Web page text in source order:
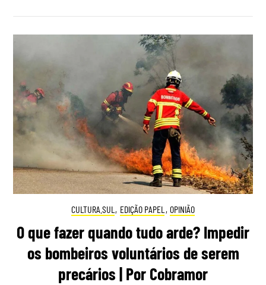
CULTURA.SUL , EDIÇÃO PAPEL , OPINIÃO
O que fazer quando tudo arde? Impedir
os bombeiros voluntários de serem
precários | Por Cobramor